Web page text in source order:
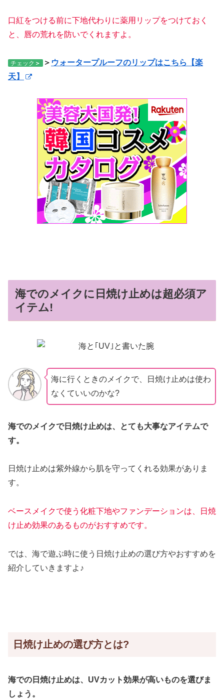
口紅をつける前に下地代わりに薬用リップをつけておく
と、唇の荒れを防いでくれますよ。
チェック ＞ ＞ ウォータープルーフのリップはこちら【楽
天】
海でのメイクに日焼け止めは超必須ア
イテム!
海に行くときのメイクで、日焼け止めは使わ
なくていいのかな?
海でのメイクで日焼け止めは、とても大事なアイテムで
す。
日焼け止めは紫外線から肌を守ってくれる効果がありま
す。
ベースメイクで使う化粧下地やファンデーションは、日焼
け止め効果のあるものがおすすめです。
では、海で遊ぶ時に使う日焼け止めの選び方やおすすめを
紹介していきますよ♪
日焼け止めの選び方とは?
海での日焼け止めは、UVカット効果が高いものを選びま
しょう。